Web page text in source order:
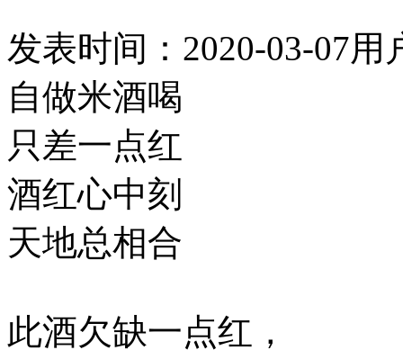
发表时间： 2020-03-07用
自做米酒喝
只差一点红
酒红心中刻
天地总相合
此酒欠缺一点红，